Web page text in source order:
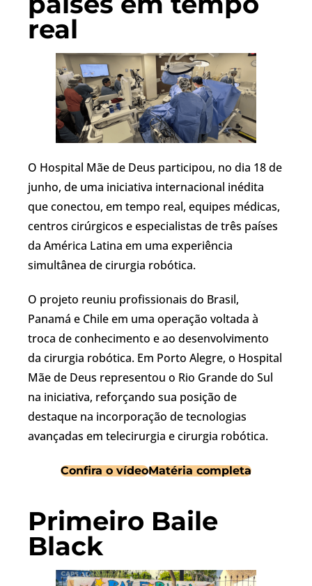
real
O Hospital Mãe de Deus participou, no dia 18 de
junho, de uma iniciativa internacional inédita
que conectou, em tempo real, equipes médicas,
centros cirúrgicos e especialistas de três países
da América Latina em uma experiência
simultânea de cirurgia robótica.
O projeto reuniu profissionais do Brasil,
Panamá e Chile em uma operação voltada à
troca de conhecimento e ao desenvolvimento
da cirurgia robótica. Em Porto Alegre, o Hospital
Mãe de Deus representou o Rio Grande do Sul
na iniciativa, reforçando sua posição de
destaque na incorporação de tecnologias
avançadas em telecirurgia e cirurgia robótica.
Confira o vídeoMatéria completa
Primeiro Baile
Black